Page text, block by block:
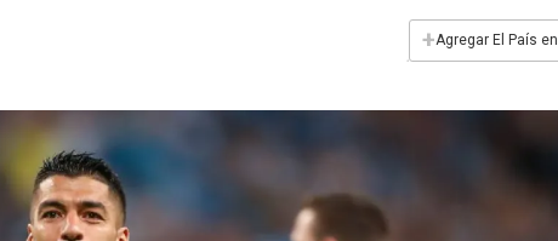
+Agregar El País en